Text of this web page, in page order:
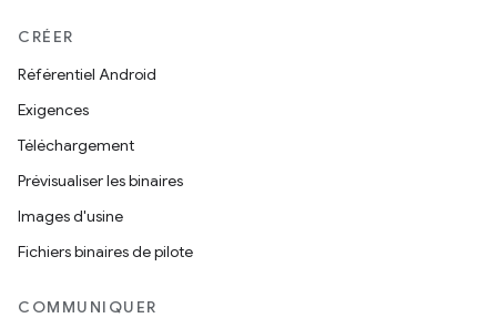
CRÉER
Référentiel Android
Exigences
Téléchargement
Prévisualiser les binaires
Images d'usine
Fichiers binaires de pilote
COMMUNIQUER